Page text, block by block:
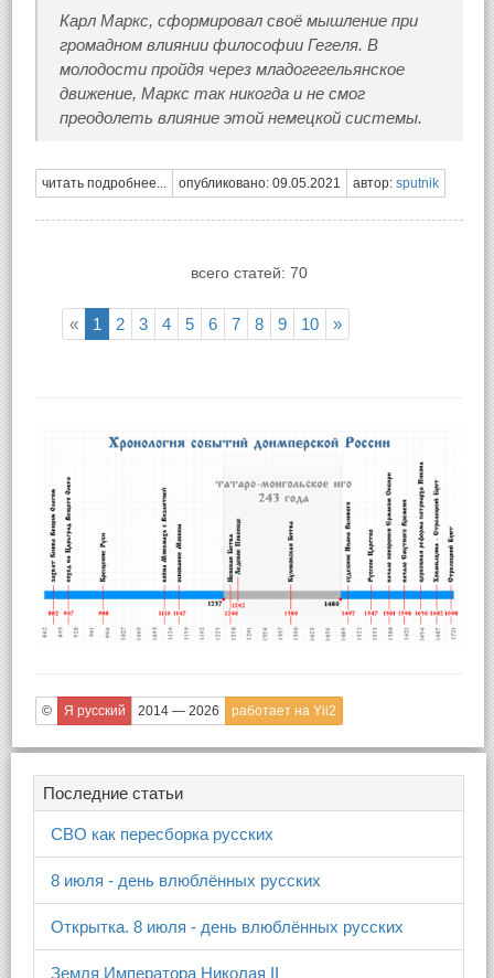
Карл Маркс, сформировал своё мышление при
громадном влиянии философии Гегеля. В
молодости пройдя через младогегельянское
движение, Маркс так никогда и не смог
преодолеть влияние этой немецкой системы.
читать подробнее... опубликовано: 09.05.2021 автор: sputnik
всего статей: 70
« 1 2 3 4 5 6 7 8 9 10 »
© Я русский 2014 — 2026 работает на Yii2
Последние статьи
СВО как пересборка русских
8 июля - день влюблённых русских
Открытка. 8 июля - день влюблённых русских
Земля Императора Николая II